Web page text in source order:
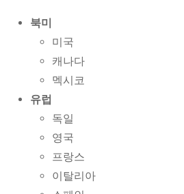
북미
미국
캐나다
멕시코
유럽
독일
영국
프랑스
이탈리아